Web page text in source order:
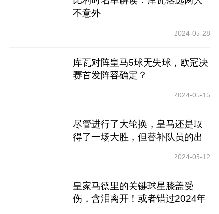
不意外
2024-05-28
库瓦对阵皇马5球无失球，欧冠决
赛首发阵容确定？
2024-05-15
尽管进行了大轮换，皇马还是取
得了一场大胜，但替补队员的出
2024-05-12
皇家马德里的关键球星膝盖受
伤，含泪离开！或者错过2024年